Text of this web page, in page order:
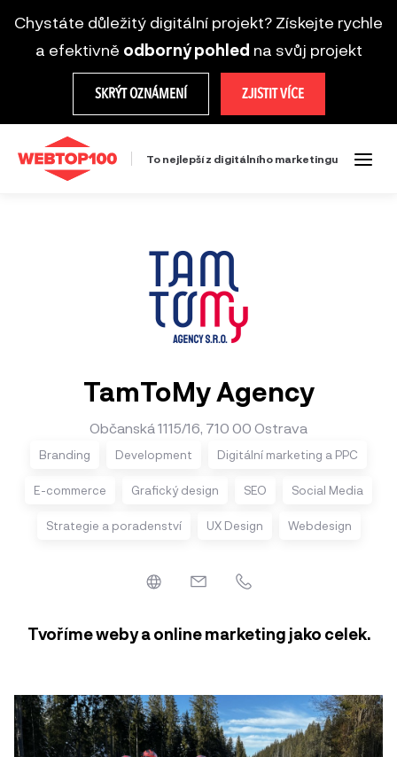
Chystáte důležitý digitální projekt? Získejte rychle
a efektivně odborný pohled na svůj projekt
SKRÝT OZNÁMENÍ ZJISTIT VÍCE
To nejlepší z digitálního marketingu
TamToMy Agency
Občanská 1115/16, 710 00 Ostrava
Branding Development Digitální marketing a PPC
E-commerce Grafický design SEO Social Media
Strategie a poradenství UX Design Webdesign
Tvoříme weby a online marketing jako celek.